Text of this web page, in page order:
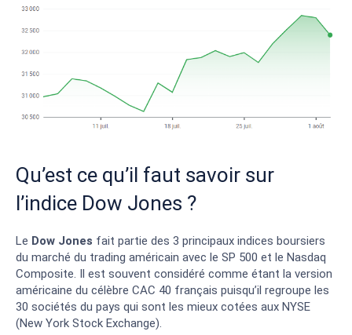
Qu’est ce qu’il faut savoir sur
l’indice Dow Jones ?
Le Dow Jones fait partie des 3 principaux indices boursiers
du marché du trading américain avec le SP 500 et le Nasdaq
Composite. Il est souvent considéré comme étant la version
américaine du célèbre CAC 40 français puisqu’il regroupe les
30 sociétés du pays qui sont les mieux cotées aux NYSE
(New York Stock Exchange).